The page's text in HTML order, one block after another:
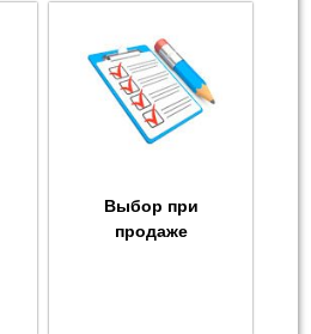
Выбор при
продаже